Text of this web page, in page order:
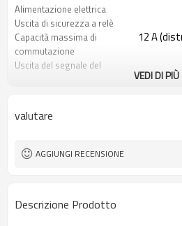
Alimentazione elettrica
Uscita di sicurezza a relè
Capacità massima di
commutazione
12 A
Uscita del segnale del
Certificato
VEDI DI PIÙ
valutare
AGGIUNGI RECENSIONE
Descrizione Prodotto